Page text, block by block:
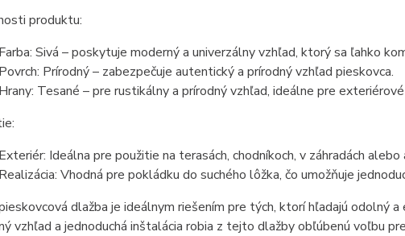
produktu:
Farba: Sivá – poskytuje moderný a univerzálny vzhľad, ktorý sa ľahko
Povrch: Prírodný – zabezpečuje autentický a prírodný vzhľad pieskovca.
Hrany: Tesané – pre rustikálny a prírodný vzhľad, ideálne pre
Exteriér: Ideálna pre použitie na terasách, chodníkoch, v záhradách
Realizácia: Vhodná pre pokládku do suchého lôžka, čo umožňuje
dlažba je ideálnym riešením pre tých, ktorí hľadajú odolný
vzhľad a jednoduchá inštalácia robia z tejto dlažby obľúbenú voľbu